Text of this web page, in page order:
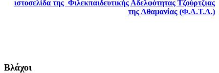
ιστοσελίδα της Φιλεκπαιδευτικής Αδελφότητας Τζούρτζιας
της Αθαμανίας (Φ.Α.Τ.Α.)
Βλάχοι